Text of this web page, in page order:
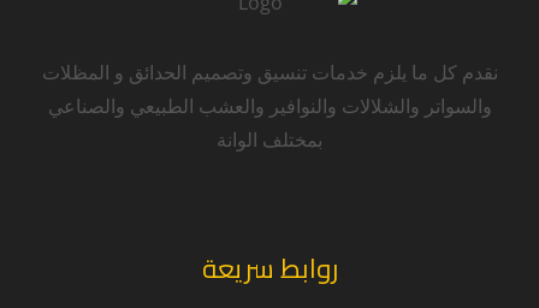
نقدم كل ما يلزم خدمات تنسيق وتصميم الحدائق و المظلات
والسواتر والشلالات والنوافير والعشب الطبيعي والصناعي
بمختلف الوانة
روابط سريعة